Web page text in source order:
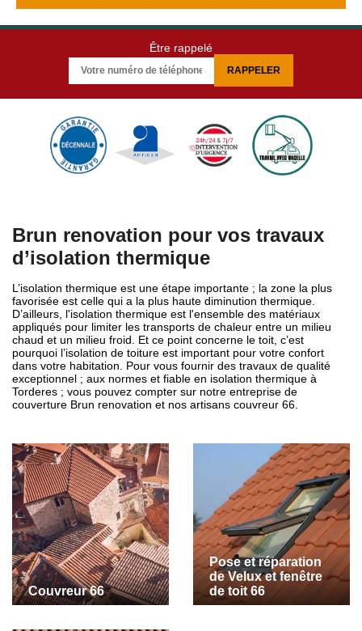
Être rappelé
Brun renovation pour vos travaux
d’isolation thermique
L’isolation thermique est une étape importante ; la zone la plus
favorisée est celle qui a la plus haute diminution thermique.
D’ailleurs, l'isolation thermique est l'ensemble des matériaux
appliqués pour limiter les transports de chaleur entre un milieu
chaud et un milieu froid. Et ce point concerne le toit, c’est
pourquoi l’isolation de toiture est important pour votre confort
dans votre habitation. Pour vous fournir des travaux de qualité
exceptionnel ; aux normes et fiable en isolation thermique à
Torderes ; vous pouvez compter sur notre entreprise de
couverture Brun renovation et nos artisans couvreur 66.
Couvreur 66
Pose et réparation
de Velux et fenêtre
de toit 66